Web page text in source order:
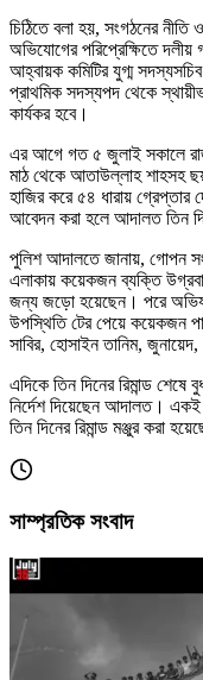
চিঠিতে বলা হয়, সংগঠনের
অভিযোগের পরিপ্রেক্ষিতে
আহ্বায়ক কমিটির যুগ্ম
প্রাথমিক সদস্যপদ থেকে
কার্যকর হবে।
এর আগে গত ৫ জুলাই সকালে
মাঠ থেকে আতাউল্লাহ শাহসহ
হাজির করে ৫৪ ধারায় গ্রেপ্তার
আবেদন করা হলে আদালত তিন
পুলিশ আদালতে জানায়, গোপন
এলাকায় কয়েকজন ব্যক্তি
জন্য জড়ো হয়েছেন। পরে
উপস্থিতি টের পেয়ে কয়েকজন
সাবির, হোসাইন তানিম,
এদিকে তিন দিনের রিমান্ড শেষে
নির্দেশ দিয়েছেন আদালত।
তিন দিনের রিমান্ড মঞ্জুর করা
সাম্প্রতিক সংবাদ